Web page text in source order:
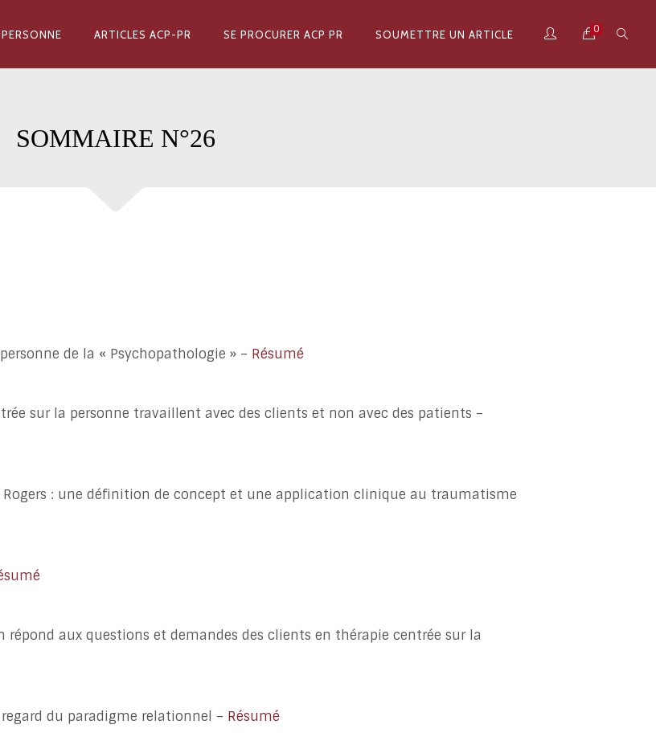
ARTICLES ACP-PR SE PROCURER ACP PR SOUMETTRE UN ARTICLE 0
SOMMAIRE N°26
de la « Psychopathologie » – Résumé
sur la personne travaillent avec des clients et non avec des patients –
Rogers : une définition de concept et une application clinique au traumatisme
répond aux questions et demandes des clients en thérapie centrée sur la
du paradigme relationnel – Résumé